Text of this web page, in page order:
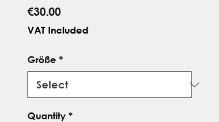
€30.00Price
VAT Included
Größe *
Quantity *